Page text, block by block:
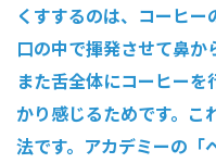
くすするのは、コーヒ
口の中で揮発させて鼻か
また舌全体にコーヒー
かり感じるためです。こ
法です。アカデミーの「